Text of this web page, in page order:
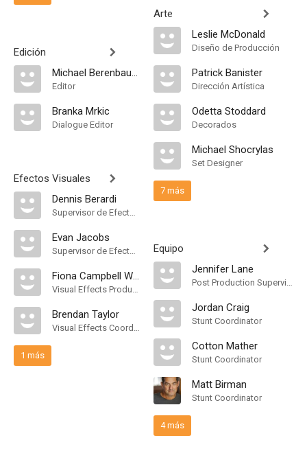
Edición
Michael Berenbaum
Editor
Branka Mrkic
Dialogue Editor
Efectos Visuales
Dennis Berardi
Supervisor de Efectos Visuales
Evan Jacobs
Supervisor de Efectos Visuales
Fiona Campbell Westgate
Visual Effects Producer
Brendan Taylor
Visual Effects Coordinator
1 más
Arte
Leslie McDonald
Diseño de Producción
Patrick Banister
Dirección Artística
Odetta Stoddard
Decorados
Michael Shocrylas
Set Designer
7 más
Equipo
Jennifer Lane
Post Production Supervisor
Jordan Craig
Stunt Coordinator
Cotton Mather
Stunt Coordinator
Matt Birman
Stunt Coordinator
4 más